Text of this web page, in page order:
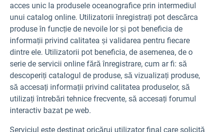
acces unic la produsele oceanografice prin intermediul
unui catalog online. Utilizatorii înregistrați pot descărca
produse în funcție de nevoile lor și pot beneficia de
informații privind calitatea și validarea pentru fiecare
dintre ele. Utilizatorii pot beneficia, de asemenea, de o
serie de servicii online fără înregistrare, cum ar fi: să
descoperiți catalogul de produse, să vizualizați produse,
să accesați informații privind calitatea produselor, să
utilizați întrebări tehnice frecvente, să accesați forumul
interactiv bazat pe web.
Serviciul este destinat oricărui utilizator final care solicită